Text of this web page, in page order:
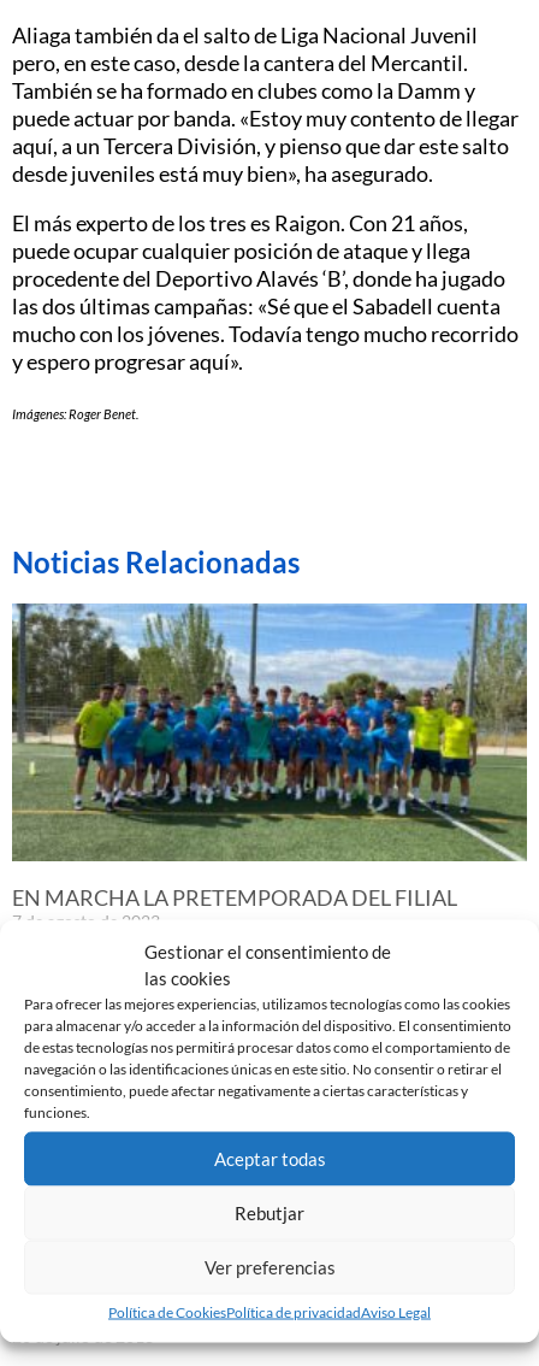
Gestionar el consentimiento de
las cookies
Para ofrecer las mejores experiencias, utilizamos tecnologías como las cookies
para almacenar y/o acceder a la información del dispositivo. El consentimiento
de estas tecnologías nos permitirá procesar datos como el comportamiento de
navegación o las identificaciones únicas en este sitio. No consentir o retirar el
consentimiento, puede afectar negativamente a ciertas características y
funciones.
Aceptar todas
Rebutjar
Ver preferencias
Política de CookiesPolítica de privacidadAviso Legal
Aliaga también da el salto de Liga Nacional Juvenil
pero, en este caso, desde la cantera del Mercantil.
También se ha formado en clubes como la Damm y
puede actuar por banda. «Estoy muy contento de llegar
aquí, a un Tercera División, y pienso que dar este salto
desde juveniles está muy bien», ha asegurado.
El más experto de los tres es Raigon. Con 21 años,
puede ocupar cualquier posición de ataque y llega
procedente del Deportivo Alavés ‘B’, donde ha jugado
las dos últimas campañas: «Sé que el Sabadell cuenta
mucho con los jóvenes. Todavía tengo mucho recorrido
y espero progresar aquí».
Imágenes: Roger Benet.
Noticias Relacionadas
EN MARCHA LA PRETEMPORADA DEL FILIAL
7 de agosto de 2023
(SIN TÍTULO)